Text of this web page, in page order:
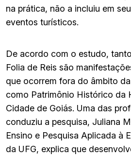
na prática, não a incluiu em
eventos turísticos.
De acordo com o estudo,
Folia de Reis são
que ocorrem fora do âmbito
como Patrimônio Histórico da
Cidade de Goiás. Uma das
conduziu a pesquisa, Juliana
Ensino e Pesquisa Aplicada à
da UFG, explica que